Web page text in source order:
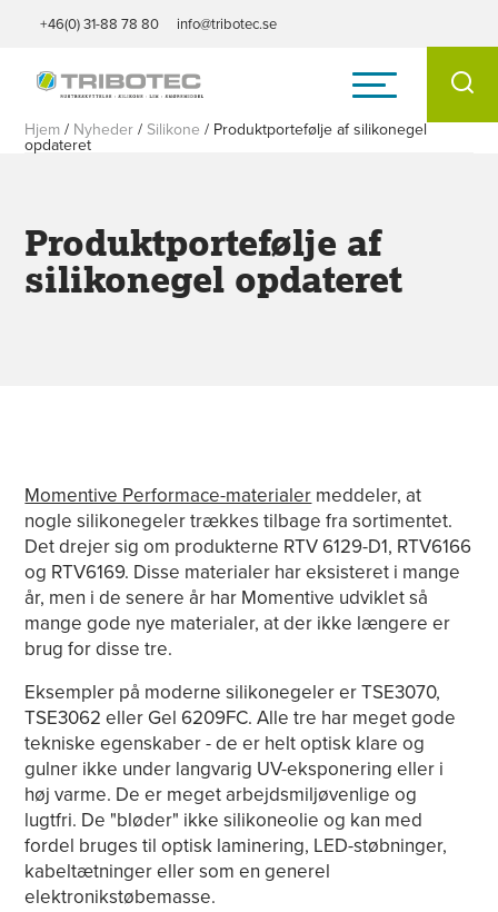
+46(0) 31-88 78 80 info@tribotec.se
Hjem / Nyheder /Silikone / Produktportefølje af silikonegel
opdateret
Produktportefølje af
silikonegel opdateret
Momentive Performace-materialer meddeler, at
nogle silikonegeler trækkes tilbage fra sortimentet.
Det drejer sig om produkterne RTV 6129-D1, RTV6166
og RTV6169. Disse materialer har eksisteret i mange
år, men i de senere år har Momentive udviklet så
mange gode nye materialer, at der ikke længere er
brug for disse tre.
Eksempler på moderne silikonegeler er TSE3070,
TSE3062 eller Gel 6209FC. Alle tre har meget gode
tekniske egenskaber - de er helt optisk klare og
gulner ikke under langvarig UV-eksponering eller i
høj varme. De er meget arbejdsmiljøvenlige og
lugtfri. De "bløder" ikke silikoneolie og kan med
fordel bruges til optisk laminering, LED-støbninger,
kabeltætninger eller som en generel
elektronikstøbemasse.